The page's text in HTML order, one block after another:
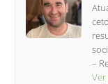
–